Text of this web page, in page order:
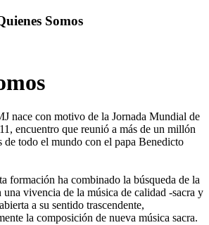
Somos
nace con motivo de la Jornada Mundial de
encuentro que reunió a más de un millón
de todo el mundo con el papa Benedicto
formación ha combinado la búsqueda de la
vivencia de la música de calidad -sacra y
a su sentido trascendente,
la composición de nueva música sacra.